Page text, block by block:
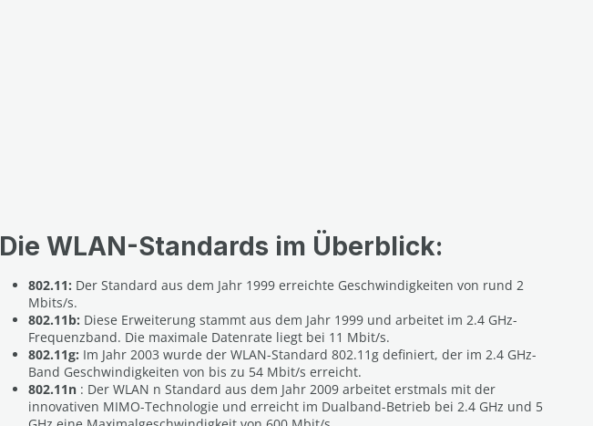
Die WLAN-Standards im Überblick:
802.11: Der Standard aus dem Jahr 1999 erreichte Geschwindigkeiten von rund 2
Mbits/s.
802.11b: Diese Erweiterung stammt aus dem Jahr 1999 und arbeitet im 2.4 GHz-
Frequenzband. Die maximale Datenrate liegt bei 11 Mbit/s.
802.11g: Im Jahr 2003 wurde der WLAN-Standard 802.11g definiert, der im 2.4 GHz-
Band Geschwindigkeiten von bis zu 54 Mbit/s erreicht.
802.11n : Der WLAN n Standard aus dem Jahr 2009 arbeitet erstmals mit der
innovativen MIMO-Technologie und erreicht im Dualband-Betrieb bei 2.4 GHz und 5